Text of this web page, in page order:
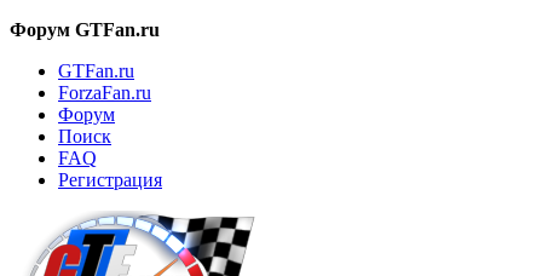
Форум GTFan.ru
GTFan.ru
ForzaFan.ru
Форум
Поиск
FAQ
Регистрация